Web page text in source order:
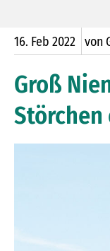
16. Feb 2022 von
Groß
Störchen